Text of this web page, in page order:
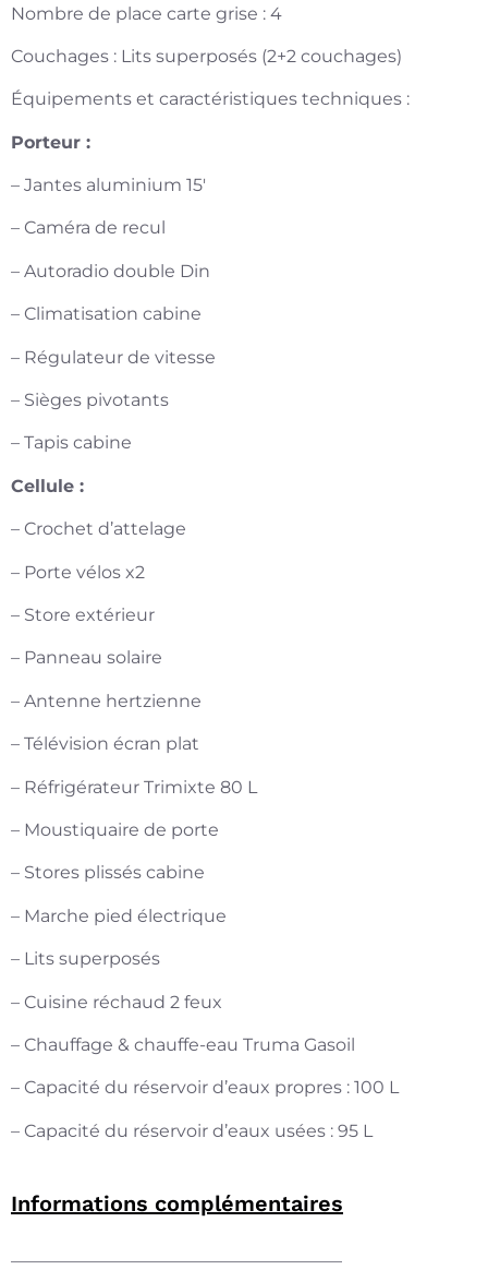
Nombre de place carte grise : 4
Couchages : Lits superposés (2+2 couchages)
Équipements et caractéristiques techniques :
Porteur :
– Jantes aluminium 15′
– Caméra de recul
– Autoradio double Din
– Climatisation cabine
– Régulateur de vitesse
– Sièges pivotants
– Tapis cabine
Cellule :
– Crochet d’attelage
– Porte vélos x2
– Store extérieur
– Panneau solaire
– Antenne hertzienne
– Télévision écran plat
– Réfrigérateur Trimixte 80 L
– Moustiquaire de porte
– Stores plissés cabine
– Marche pied électrique
– Lits superposés
– Cuisine réchaud 2 feux
– Chauffage & chauffe-eau Truma Gasoil
– Capacité du réservoir d’eaux propres : 100 L
– Capacité du réservoir d’eaux usées : 95 L
Informations complémentaires
———————————————————